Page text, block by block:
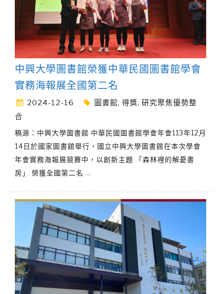
中興大學圖書館榮獲中華民國圖書館學會
實務海報展全國第二名
2024-12-16 圖書館, 得獎, 研究聚焦優勢整
合
稿源：中興大學圖書館 中華民國圖書館學會年會113年12月
14日於國家圖書館舉行，國立中興大學圖書館在本次學會
年會實務海報展競賽中，以創新主題 「森林裡的解憂書
房」 榮獲全國第二名 …